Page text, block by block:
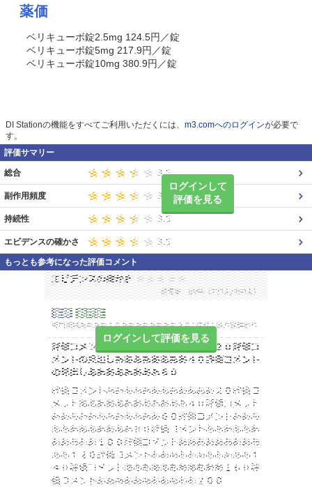
薬価
ベリキューボ錠2.5mg 124.5円／錠
ベリキューボ錠5mg 217.9円／錠
ベリキューボ錠10mg 380.9円／錠
DI Stationの機能をすべてご利用いただくには、 m3.comへのログインが必要で
す。
評価サマリー
ログインして
評価を見る
総合
副作用頻度
持続性
エビデンスの確かさ
もっとも参考になった評価コメント
ログインして評価を見る